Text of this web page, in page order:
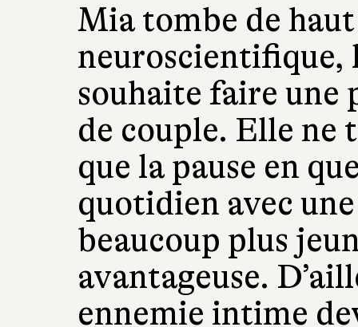
Mia tombe de
neuroscientifique,
souhaite faire une
de couple. Elle ne
que la pause en
quotidien avec
beaucoup plus
avantageuse.
ennemie intime